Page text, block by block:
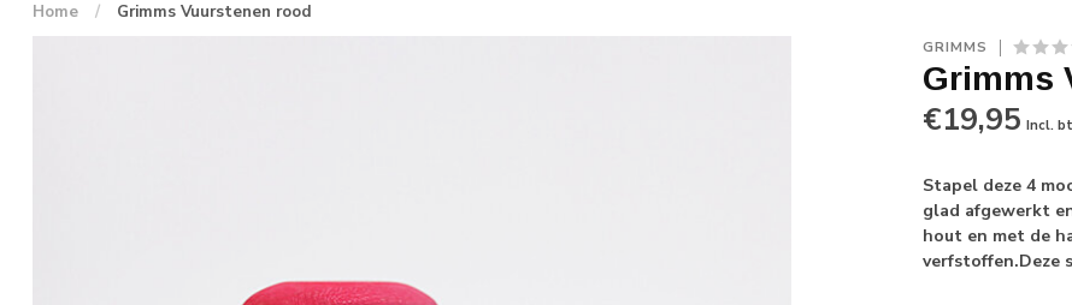
Home / Grimms Vuurstenen rood
GRIMMS
Grimms
€19,95 Incl.
Stapel deze 4
glad afgewerkt
hout en met de
verfstoffen.Deze